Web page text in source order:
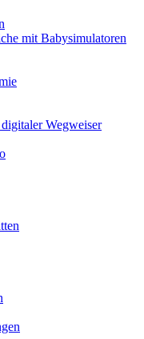
mit Babysimulatoren
Wegweiser